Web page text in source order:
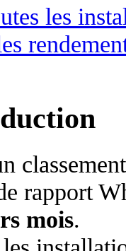
les
rapport
mois.